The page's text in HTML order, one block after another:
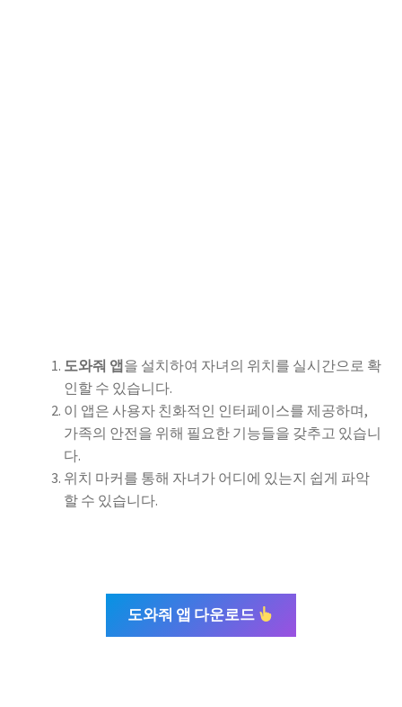
도와줘 앱을 설치하여 자녀의 위치를 실시간으로 확
인할 수 있습니다.
이 앱은 사용자 친화적인 인터페이스를 제공하며,
가족의 안전을 위해 필요한 기능들을 갖추고 있습니
다.
위치 마커를 통해 자녀가 어디에 있는지 쉽게 파악
할 수 있습니다.
도와줘 앱 다운로드